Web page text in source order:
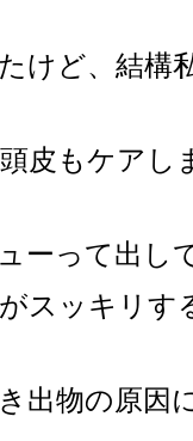
けど、結構
皮もケアし
ーって出し
スッキリす
出物の原因